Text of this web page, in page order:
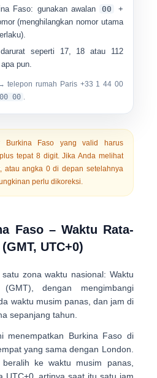
Faso: gunakan awalan 00
+
(menghilangkan nomor utama
seperti 17, 18 atau 112
pun.
telepon rumah Paris +33 1 44 00
00 .
Faso yang valid harus
plustepat 8 digit. Jika Anda melihat
atau angka 0 di depan setelahnya
perlu dikoreksi.
Faso – Waktu Rata-
UTC+0)
zona waktu nasional: Waktu
(GMT) , dengan mengimbangi
waktu musim panas, dan jam di
sepanjang tahun.
menempatkan Burkina Faso di
yang sama dengan London
ke waktu musim panas,